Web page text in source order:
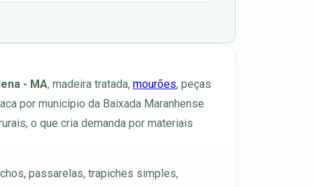
- MA, madeira tratada, mourões, peças
por município da Baixada Maranhense
o que cria demanda por materiais
passarelas, trapiches simples,